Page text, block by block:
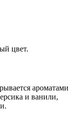
цвет.
ароматами
и ванили,